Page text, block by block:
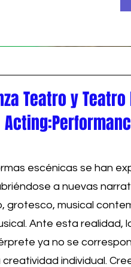
Teatro y
escénicas se han
a nuevas
grotesco, musical
Ante esta realidad,
ya no se
creatividad individual.